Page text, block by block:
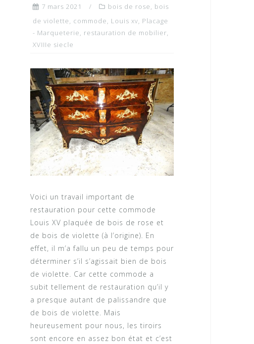
7 mars 2021 bois de rose, bois
de violette, commode, Louis xv, Placage
- Marqueterie, restauration de mobilier,
XVIIIe siecle
Voici un travail important de
restauration pour cette commode
Louis XV plaquée de bois de rose et
de bois de violette (à l’origine). En
effet, il m’a fallu un peu de temps pour
déterminer s’il s’agissait bien de bois
de violette. Car cette commode a
subit tellement de restauration qu’il y
a presque autant de palissandre que
de bois de violette. Mais
heureusement pour nous, les tiroirs
sont encore en assez bon état et c’est